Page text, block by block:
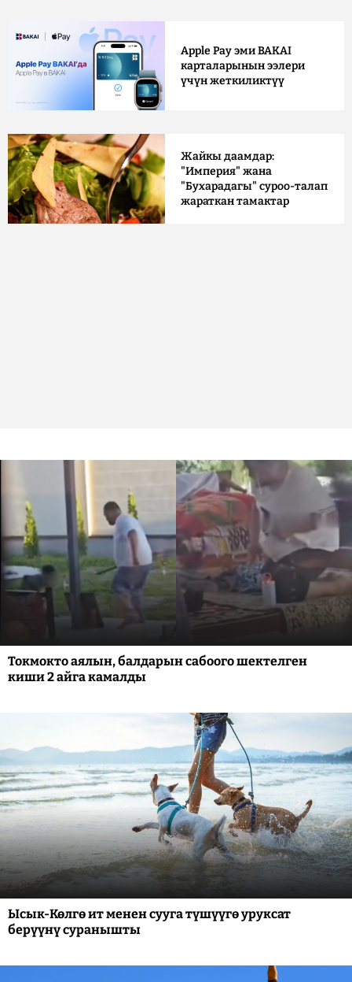
Apple Pay эми BAKAI
карталарынын ээлери
үчүн жеткиликтүү
Жайкы даамдар:
"Империя" жана
"Бухарадагы" суроо-талап
жараткан тамактар
Токмокто аялын, балдарын сабоого шектелген
киши 2 айга камалды
Ысык-Көлгө ит менен сууга түшүүгө уруксат
берүүнү суранышты